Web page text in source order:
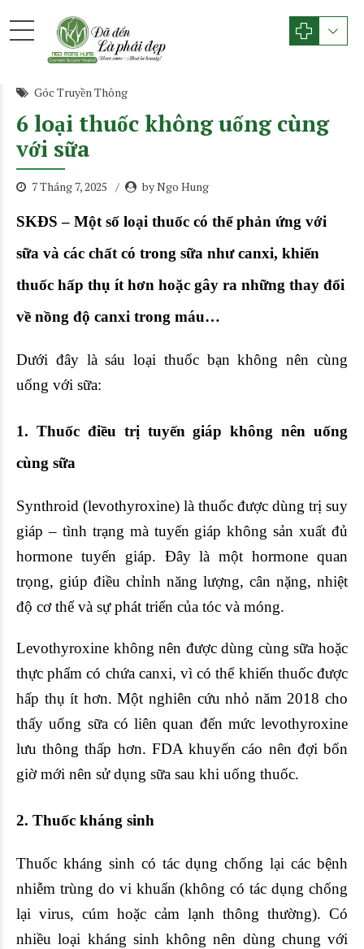
Góc Truyền Thông
6 loại thuốc không uống cùng
với sữa
7 Tháng 7, 2025 by Ngo Hung
SKĐS – Một số loại thuốc có thể phản ứng với
sữa và các chất có trong sữa như canxi, khiến
thuốc hấp thụ ít hơn hoặc gây ra những thay đổi
về nồng độ canxi trong máu…
Dưới đây là sáu loại thuốcbạn không nên cùng
uống với sữa:
1. Thuốc điều trị tuyến giáp không nên uống
cùng sữa
Synthroid (levothyroxine) là thuốc được dùng trị suy
giáp – tình trạng mà tuyến giáp không sản xuất đủ
hormone tuyến giáp. Đây là một hormone quan
trọng, giúp điều chỉnh năng lượng, cân nặng, nhiệt
độ cơ thể và sự phát triển của tóc và móng.
Levothyroxine không nên được dùng cùng sữa hoặc
thực phẩm có chứa canxi, vì có thể khiến thuốc được
hấp thụ ít hơn. Một nghiên cứu nhỏ năm 2018 cho
thấy uống sữa có liên quan đến mức levothyroxine
lưu thông thấp hơn. FDA khuyến cáo nên đợi bốn
giờ mới nên sử dụng sữa sau khi uống thuốc.
2. Thuốc kháng sinh
Thuốc kháng sinh có tác dụng chống lại các bệnh
nhiễm trùng do vi khuẩn (không có tác dụng chống
lại virus, cúm hoặc cảm lạnh thông thường). Có
nhiều loại kháng sinh không nên dùng chung với